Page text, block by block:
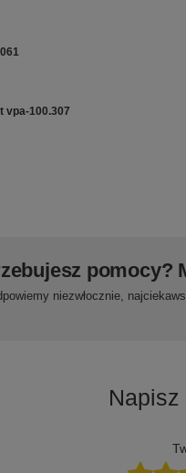
vpa-100.307
pomocy?
niezwłocznie,